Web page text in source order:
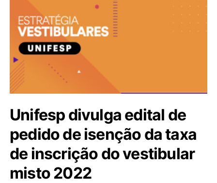
Unifesp divulga edital de
pedido de isenção da taxa
de inscrição do vestibular
misto 2022